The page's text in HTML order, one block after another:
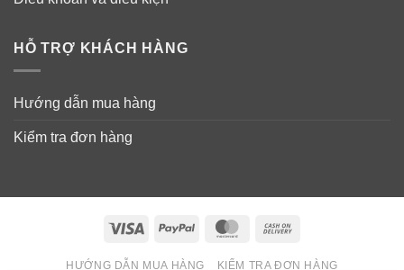
E, K1), beta-carotene, folic acid, biotin.
Minerals : Calcium, potassium, chloride, phosphorus,
: Uridine 5’-monophosphate, cytidine 5’-
monophosphate, adenosine 5’-monophosphate, inosine
HỖ TRỢ KHÁCH HÀNG
Hướng dẫn mua hàng
Kiểm tra đơn hàng
Visa PayPal MasterCard
HƯỚNG DẪN MUA HÀNG KIỂM TRA ĐƠN HÀNG